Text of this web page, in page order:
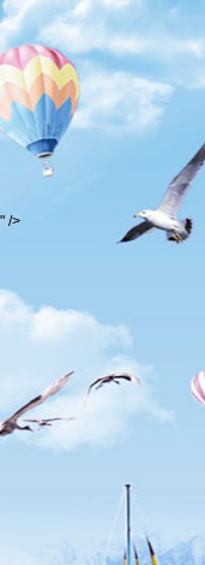
" />